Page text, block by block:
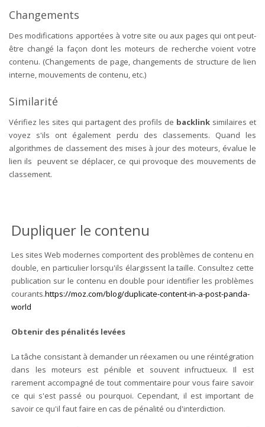
Changements
Des modifications apportées à votre site ou aux pages qui ont peut-
être changé la façon dont les moteurs de recherche voient votre
contenu. (Changements de page, changements de structure de lien
interne, mouvements de contenu, etc.)
Similarité
Vérifiez les sites qui partagent des profils de backlink similaires et
voyez s'ils ont également perdu des classements. Quand les
algorithmes de classement des mises à jour des moteurs, évalue le
lien ils peuvent se déplacer, ce qui provoque des mouvements de
classement.
Dupliquer le contenu
Les sites Web modernes comportent des problèmes de contenu en
double, en particulier lorsqu'ils élargissent la taille. Consultez cette
publication sur le contenu en double pour identifier les problèmes
courants.https://moz.com/blog/duplicate-content-in-a-post-panda-
world
Obtenir des pénalités levées
La tâche consistant à demander un réexamen ou une réintégration
dans les moteurs est pénible et souvent infructueux. Il est
rarement accompagné de tout commentaire pour vous faire savoir
ce qui s'est passé ou pourquoi. Cependant, il est important de
savoir ce qu'il faut faire en cas de pénalité ou d'interdiction.